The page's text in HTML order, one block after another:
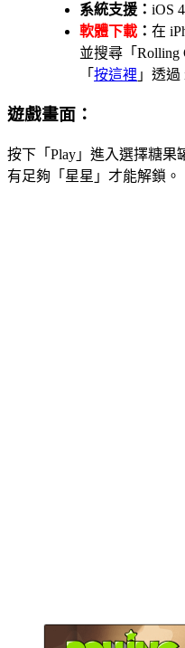
系統支援： iOS
軟體下載 ： 在
並搜尋「Rolling
「 按這裡 」透過
遊戲畫面：
按下「Play」進入選擇糖果
有足夠「星星」才能解鎖。